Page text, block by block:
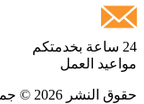
العمل
2026 © جميع الحقوق محفوظة